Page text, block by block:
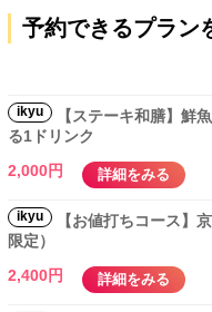
予約できるプラン
ikyu
【ステーキ和膳】鮮
る1ドリンク
2,000円
詳細をみる
ikyu
【お値打ちコース】
限定）
2,400円
詳細をみる